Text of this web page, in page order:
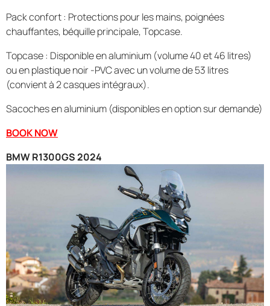
Pack confort : Protections pour les mains, poignées
chauffantes, béquille principale, Topcase.
Topcase : Disponible en aluminium (volume 40 et 46 litres)
ou en plastique noir -PVC avec un volume de 53 litres
(convient à 2 casques intégraux).
Sacoches en aluminium (disponibles en option sur demande)
BOOK NOW
BMW R1300GS 2024